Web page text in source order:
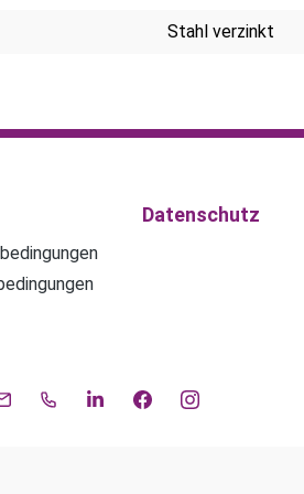
Stahl verzinkt
Datenschutz